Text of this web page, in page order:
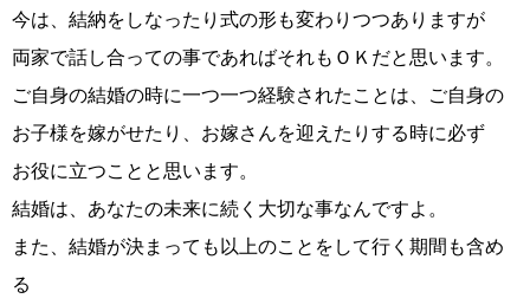
親御様から始める婚活 プラチナ倶楽部
今は、結納をしなったり式の形も変わりつつありますが
両家で話し合っての事であればそれもＯＫだと思います。
ご自身の結婚の時に一つ一つ経験されたことは、ご自身の
お子様を嫁がせたり、お嫁さんを迎えたりする時に必ず
お役に立つことと思います。
結婚は、あなたの未来に続く大切な事なんですよ。
また、結婚が決まっても以上のことをして行く期間も含め
る